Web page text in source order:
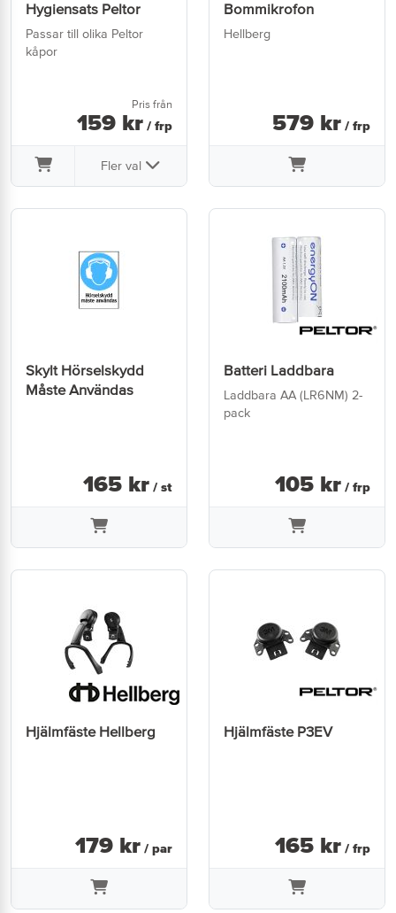
Hygiensats Peltor
Passar till olika Peltor
kåpor
Pris från
159 kr / frp
Fler val
Bommikrofon
Hellberg
579 kr / frp
Skylt Hörselskydd
Måste Användas
165 kr / st
Batteri Laddbara
Laddbara AA (LR6NM) 2-
pack
105 kr / frp
Hjälmfäste Hellberg
179 kr / par
Hjälmfäste P3EV
165 kr / frp